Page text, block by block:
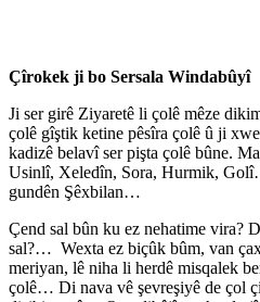
Çîrokek ji bo Sersala Windabûyî
Ji ser girê Ziyaretê li çolê mêze
çolê gîştik ketine pêsîra çolê û ji
kadizê belavî ser pişta çolê bûne.
Usinlî, Xeledîn, Sora, Hurmik,
gundên Şêxbilan…
Çend sal bûn ku ez nehatime vira?
sal?… Wexta ez biçûk bûm, van
meriyan, lê niha li herdê misqalek
çolê… Di nava vê şevreşiyê de çol